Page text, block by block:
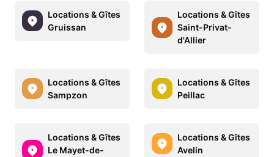
Locations & Gîtes
Gruissan
Locations & Gîtes
Saint-Privat-
d'Allier
Locations & Gîtes
Sampzon
Locations & Gîtes
Peillac
Locations & Gîtes
Le Mayet-de-
Locations & Gîtes
Avelin